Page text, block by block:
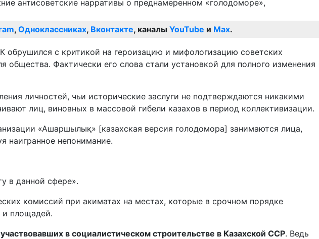
, Одноклассниках, Вконтакте, каналы YouTube и Max.
с критикой на героизацию и мифологизацию советских
Фактически его слова стали установкой для полного изменения
личностей, чьи исторические заслуги не подтверждаются никакими
лиц, виновных в массовой гибели казахов в период коллективизации.
«Ашаршылық» [казахская версия голодомора] занимаются лица,
наигранное непонимание.
в данной сфере».
комиссий при акиматах на местах, которые в срочном порядке
и площадей.
в социалистическом строительстве в Казахской ССР. Ведь